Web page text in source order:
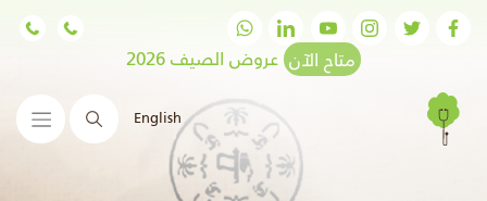
متاح الآن عروض الصيف 2026
English البحث